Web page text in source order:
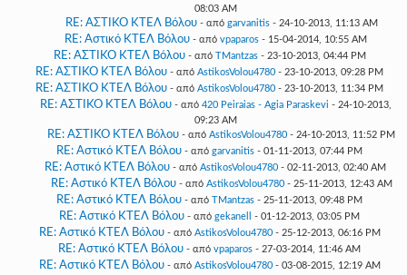
08:03 AM
RE: ΑΣΤΙΚΟ ΚΤΕΛ Βόλου - από garvanitis- 24-10-2013, 11:13 AM
RE: Αστικό ΚΤΕΛ Βόλου - από vpaparos- 15-04-2014, 10:55 AM
RE: ΑΣΤΙΚΟ ΚΤΕΛ Βόλου - από TMantzas- 23-10-2013, 04:44 PM
RE: ΑΣΤΙΚΟ ΚΤΕΛ Βόλου - από AstikosVolou4780 - 23-10-2013, 09:28 PM
RE: ΑΣΤΙΚΟ ΚΤΕΛ Βόλου - από AstikosVolou4780 - 23-10-2013, 11:34 PM
RE: ΑΣΤΙΚΟ ΚΤΕΛ Βόλου - από 420 Peiraias - Agia Paraskevi - 24-10-2013,
09:23 AM
RE: ΑΣΤΙΚΟ ΚΤΕΛ Βόλου - από AstikosVolou4780 - 24-10-2013, 11:52 PM
RE: Αστικό ΚΤΕΛ Βόλου - από garvanitis - 01-11-2013, 07:44 PM
RE: Αστικό ΚΤΕΛ Βόλου - από AstikosVolou4780 - 02-11-2013, 02:40 AM
RE: Αστικό ΚΤΕΛ Βόλου - από AstikosVolou4780- 25-11-2013, 12:43 AM
RE: Αστικό ΚΤΕΛ Βόλου - από TMantzas - 25-11-2013, 09:48 PM
RE: Αστικό ΚΤΕΛ Βόλου - από gekanell - 01-12-2013, 03:05 PM
RE: Αστικό ΚΤΕΛ Βόλου - από AstikosVolou4780- 25-12-2013, 06:16 PM
RE: Αστικό ΚΤΕΛ Βόλου - από vpaparos - 27-03-2014, 11:46 AM
RE: Αστικό ΚΤΕΛ Βόλου - από AstikosVolou4780- 03-08-2015, 12:19 AM